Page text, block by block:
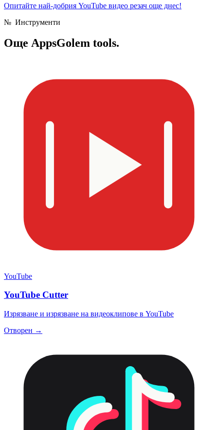
Опитайте най-добрия YouTube видео резач още днес!
№ Инструменти
Още AppsGolem tools.
YouTube
YouTube Cutter
Изрязване и изрязване на видеоклипове в YouTube
Отворен →